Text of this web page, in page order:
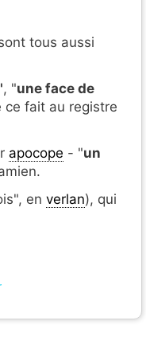
tous aussi
, "une face de
fait au registre
apocope - "un
en verlan), qui